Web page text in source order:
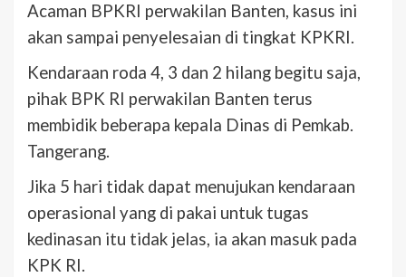
Acaman BPKRI perwakilan Banten, kasus ini
akan sampai penyelesaian di tingkat KPKRI.
Kendaraan roda 4, 3 dan 2 hilang begitu saja,
pihak BPK RI perwakilan Banten terus
membidik beberapa kepala Dinas di Pemkab.
Tangerang.
Jika 5 hari tidak dapat menujukan kendaraan
operasional yang di pakai untuk tugas
kedinasan itu tidak jelas, ia akan masuk pada
KPK RI.